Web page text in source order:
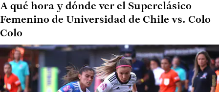
A qué hora y dónde ver el Superclásico
Femenino de Universidad de Chile vs. Colo
Colo